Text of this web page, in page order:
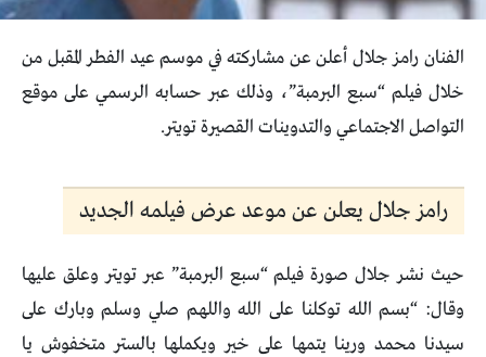
الفنان رامز جلال أعلن عن مشاركته في موسم عيد الفطر المقبل من
خلال فيلم “سبع البرمبة”، وذلك عبر حسابه الرسمي على موقع
التواصل الاجتماعي والتدوينات القصيرة تويتر.
رامز جلال يعلن عن موعد عرض فيلمه الجديد
حيث نشر جلال صورة فيلم “سبع البرمبة” عبر تويتر وعلق عليها
وقال: “بسم الله توكلنا على الله واللهم صلي وسلم وبارك على
سيدنا محمد ورينا يتمها على خير ويكملها بالستر متخفوش يا